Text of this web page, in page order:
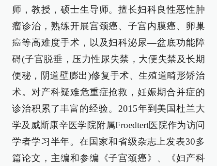
师，教授，硕士生导师。擅长妇科良性恶性肿
瘤诊治，熟练开展宫颈癌、子宫内膜癌、卵巢
癌等高难度手术，以及妇科泌尿—盆底功能障
碍(子宫脱垂，压力性尿失禁，大便失禁及长期
便秘，阴道壁膨出)修复手术、生殖道畸形矫治
术。对产科疑难危重症抢救，妊娠期合并症的
诊治积累了丰富的经验。2015年到美国杜兰大
学及威斯康辛医学院附属Froedtert医院作为访问
学者学习半年。在国家和省级杂志上发表30多
篇论文，主编和参编《子宫颈癌》、《妇产科